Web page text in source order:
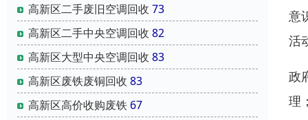
高新区二手废旧空调回收 73
高新区二手中央空调回收 82
高新区大型中央空调回收 83
高新区废铁废铜回收 83
高新区高价收购废铁 67
意
活
政
理